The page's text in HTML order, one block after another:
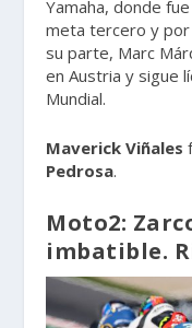
Yamaha, donde
meta tercero y
su parte, Marc
en Austria y sigue
Mundial.
Maverick Viñales
Pedrosa.
Moto2:
imbatible.